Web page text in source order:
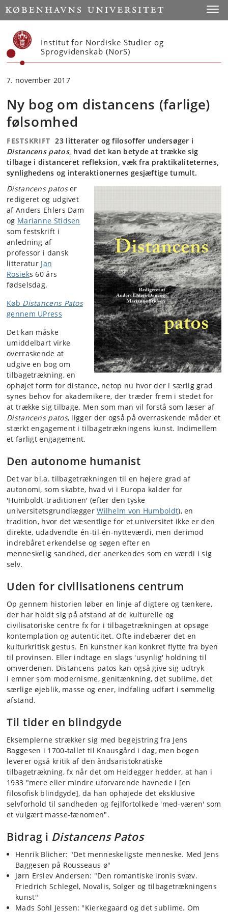
Start
Institut for Nordiske Studier og
Sprogvidenskab (NorS)
7. november 2017
Ny bog om distancens (farlige)
følsomhed
FESTSKRIFT 23 litterater og filosoffer undersøger i
Distancens patos, hvad det kan betyde at trække sig
tilbage i distanceret refleksion, væk fra praktikaliteternes,
synlighedens og interaktionernes gesjæftige tumult.
Distancens patoser
redigeret og udgivet
af Anders Ehlers Dam
og Marianne Stidsen
som festskrift i
anledning af
professor i dansk
litteratur Jan
Rosieks 60 års
fødselsdag.
Køb Distancens Patos
gennem UPress
Det kan måske
umiddelbart virke
overraskende at
udgive en bog om
tilbagetrækning, en
ophøjet form for distance, netop nu hvor der i særlig grad
synes behov for akademikere, der træder frem i stedet for
at trække sig tilbage. Men som man vil forstå som læser af
Distancens patos, ligger der også på overraskende måder et
stærkt engagement i tilbagetrækningens kunst. Indimellem
et farligt engagement.
Den autonome humanist
Det var bl.a. tilbagetrækningen til en højere grad af
autonomi, som skabte, hvad vi i Europa kalder for
'Humboldt-traditionen' (efter den tyske
universitetsgrundlæggerWilhelm von Humboldt), en
tradition, hvor det væsentlige for et universitet ikke er den
direkte, udadvendte én-til-én-nytteværdi, men derimod
indrebåret erkendelse og søgen efter en
menneskelig sandhed, der anerkendes som en værdi i sig
selv.
Uden for civilisationens centrum
Op gennem historien løber en linje af digtere og tænkere,
der har holdt sig på afstand af de kulturelle og
civilisatoriske centre fx for i tilbagetrækningen at opsøge
kontemplation og autenticitet. Ofte indebærer det en
kulturkritisk gestus. En kunstner kan konkret flytte fra byen
til provinsen. Eller indtage en slags 'usynlig' holdning til
omverdenen. Distancens patos kan også give sig udtryk
i emner som modernisme, genitænkning, det sublime, det
særlige øjeblik, masse og ener, indføling udført i sømmelig
afstand.
Til tider en blindgyde
Eksemplerne strækker sig med begejstring fra Jens
Baggesen i 1700-tallet til Knausgård i dag, men bogen
leverer også kritik af den åndsaristokratiske
tilbagetrækning, fx når det om Heidegger hedder, at han i
1933 "mere eller mindre uforvarende havnede i [en
filosofisk blindgyde], da han ophøjede det eksklusive
selvforhold til sandheden og fejlfortolkede 'med-væren' som
et vulgært masse-fænomen".
Bidrag i Distancens Patos
Henrik Blicher: "Det menneskeligste menneske. Med Jens
Baggesen på Rousseaus ø"
Jørn Erslev Andersen: "Den romantiske ironis svæv.
Friedrich Schlegel, Novalis, Solger og tilbagetrækningens
kunst"
Mads Sohl Jessen: "Kierkegaard og det sublime. Om